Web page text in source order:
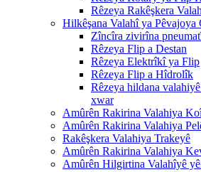
Rêzeya Rakêşkera
Hilkêşana Valahî ya Pêvajoya
Zîncîra zivirîna
Rêzeya Flip a Destan
Rêzeya Elektrîkî ya Flip
Rêzeya Flip a Hîdrolîk
Rêzeya hildana
xwar
Amûrên Rakirina Valahiya
Amûrên Rakirina Valahiya
Rakêşkera Valahiya Trakeyê
Amûrên Rakirina Valahiya
Amûrên Hilgirtina Valahîyê